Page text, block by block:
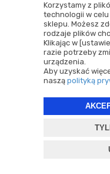
Korzystamy z
technologii w
sklepu. Możesz
rodzaje plików
Klikając w
razie potrzeby
urządzenia.
Aby uzyskać
naszą polityką
Sklep
ul. Jana
03-801
661
Sklep
Sobota: